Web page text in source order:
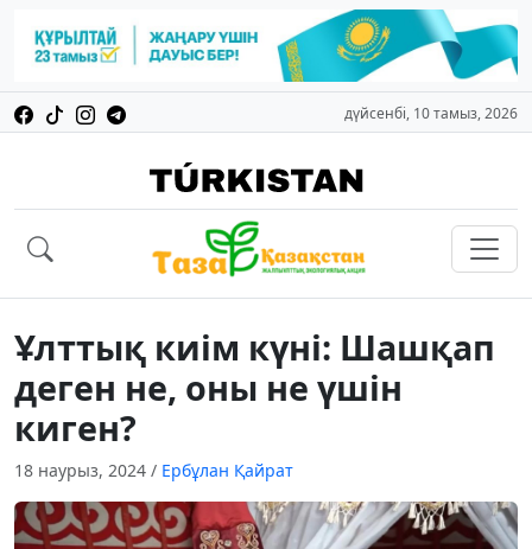
дүйсенбі, 10 тамыз, 2026
Ұлттық киім күні: Шашқап
деген не, оны не үшін
киген?
18 наурыз, 2024 / Ербұлан Қайрат